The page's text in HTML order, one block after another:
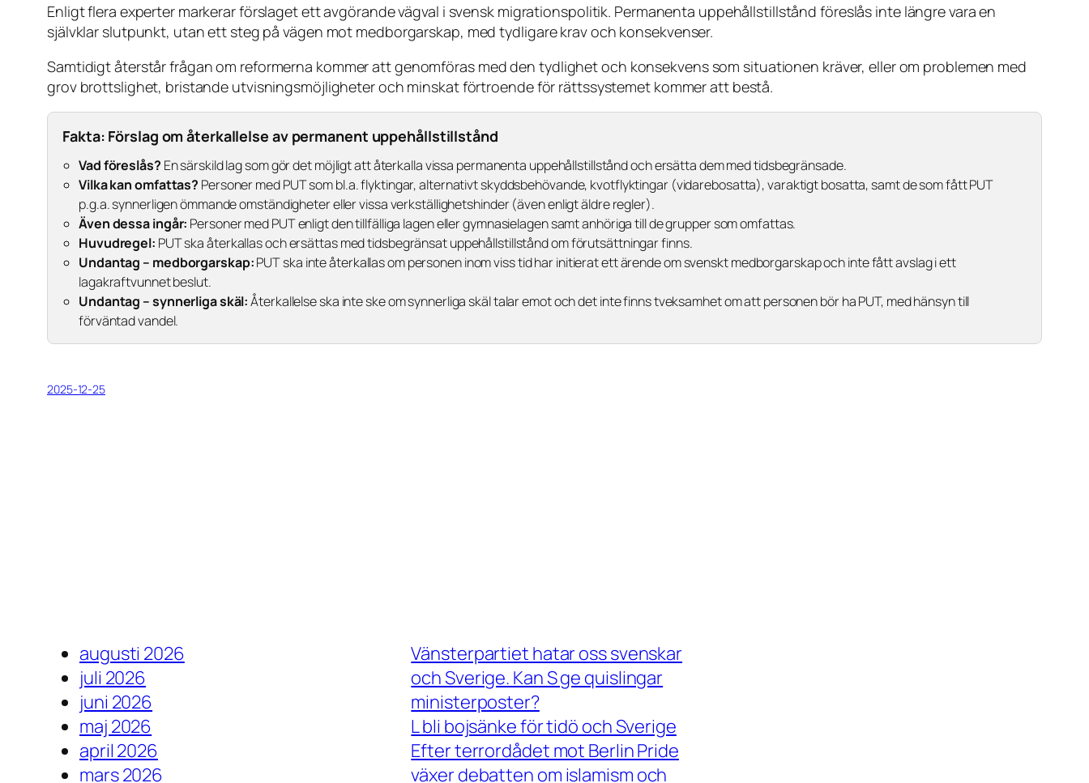
Enligt flera experter markerar förslaget ett avgörande vägval i svensk migrationspolitik. Permanenta uppehållstillstånd föreslås inte längre vara en
självklar slutpunkt, utan ett steg på vägen mot medborgarskap, med tydligare krav och konsekvenser.
Samtidigt återstår frågan om reformerna kommer att genomföras med den tydlighet och konsekvens som situationen kräver, eller om problemen med
grov brottslighet, bristande utvisningsmöjligheter och minskat förtroende för rättssystemet kommer att bestå.
Fakta: Förslag om återkallelse av permanent uppehållstillstånd
Vad föreslås? En särskild lag som gör det möjligt att återkalla vissa permanenta uppehållstillstånd och ersätta dem med tidsbegränsade.
Vilka kan omfattas? Personer med PUT som bl.a. flyktingar, alternativt skyddsbehövande, kvotflyktingar (vidarebosatta), varaktigt bosatta, samt de som fått PUT
p.g.a. synnerligen ömmande omständigheter eller vissa verkställighetshinder (även enligt äldre regler).
Även dessa ingår: Personer med PUT enligt den tillfälliga lagen eller gymnasielagen samt anhöriga till de grupper som omfattas.
Huvudregel: PUT ska återkallas och ersättas med tidsbegränsat uppehållstillstånd om förutsättningar finns.
Undantag – medborgarskap:PUT ska inte återkallas om personen inom viss tid har initierat ett ärende om svenskt medborgarskap och inte fått avslag i ett
lagakraftvunnet beslut.
Undantag – synnerliga skäl:Återkallelse ska inte ske om synnerliga skäl talar emot och det inte finns tveksamhet om att personen bör ha PUT, med hänsyn till
förväntad vandel.
2025-12-25
augusti 2026
juli 2026
juni 2026
maj 2026
april 2026
mars 2026
Vänsterpartiet hatar oss svenskar
och Sverige. Kan S ge quislingar
ministerposter?
L bli bojsänke för tidö och Sverige
Efter terrordådet mot Berlin Pride
växer debatten om islamism och